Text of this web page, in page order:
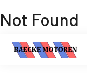
Not Found